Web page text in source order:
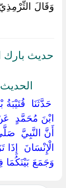
وَقَالَ
حديث بارك
‏حَدَّثَنَا
ابْنَ مُحَمَّدٍ
‏أَنَّ النَّبِيَّ
الْإِنْسَانَ
وَجَمَعَ بَيْنَكُمَا